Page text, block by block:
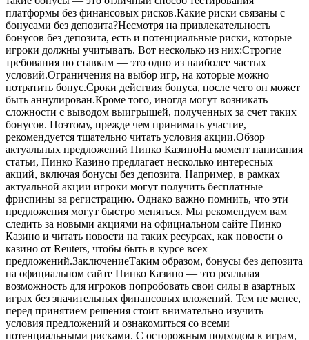
платформы без финансовых рисков.Какие риски связаны с
бонусами без депозита?Несмотря на привлекательность
бонусов без депозита, есть и потенциальные риски, которые
игроки должны учитывать. Вот несколько из них:Строгие
требования по ставкам — это одно из наиболее частых
условий.Ограничения на выбор игр, на которые можно
потратить бонус.Сроки действия бонуса, после чего он может
быть аннулирован.Кроме того, иногда могут возникать
сложности с выводом выигрышей, полученных за счет таких
бонусов. Поэтому, прежде чем принимать участие,
рекомендуется тщательно читать условия акции.Обзор
актуальных предложений Пинко КазиноНа момент написания
статьи, Пинко Казино предлагает несколько интересных
акций, включая бонусы без депозита. Например, в рамках
актуальной акции игроки могут получить бесплатные
фриспины за регистрацию. Однако важно помнить, что эти
предложения могут быстро меняться. Мы рекомендуем вам
следить за новыми акциями на официальном сайте Пинко
Казино и читать новости на таких ресурсах, как новости о
казино от Reuters, чтобы быть в курсе всех
предложений.ЗаключениеТаким образом, бонусы без депозита
на официальном сайте Пинко Казино — это реальная
возможность для игроков попробовать свои силы в азартных
играх без значительных финансовых вложений. Тем не менее,
перед принятием решения стоит внимательно изучить
условия предложений и ознакомиться со всеми
потенциальными рисками. С осторожным подходом к играм,